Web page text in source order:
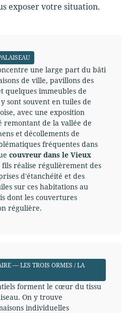
exposer votre situation.
une large part du bâti
de ville, pavillons des
quelques immeubles de
sont souvent en tuiles de
avec une exposition
de la vallée de
et décollements de
fréquentes dans
couvreur dans le Vieux
réalise régulièrement des
d'étanchéité et des
sur ces habitations au
dont les couvertures
régulière.
— LES TROIS ORMES / LA
forment le cœur du tissu
On y trouve
individuelles